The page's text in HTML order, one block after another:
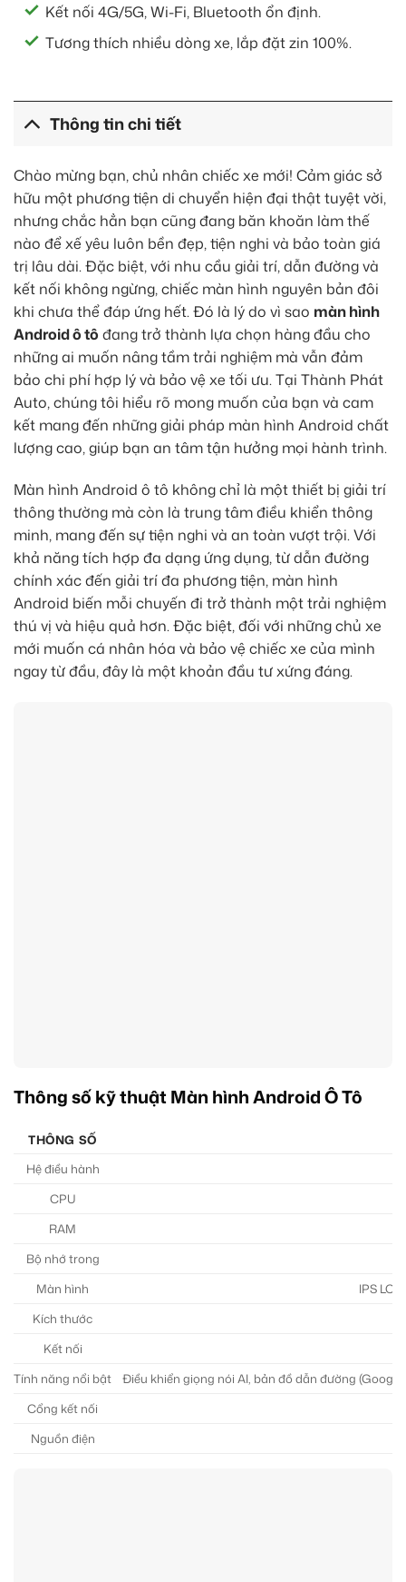
Kết nối 4G/5G, Wi-Fi, Bluetooth ổn định.
Tương thích nhiều dòng xe, lắp đặt zin 100%.
Thông tin chi tiết
Chào mừng bạn, chủ nhân chiếc xe mới! Cảm giác sở
hữu một phương tiện di chuyển hiện đại thật tuyệt vời,
nhưng chắc hẳn bạn cũng đang băn khoăn làm thế
nào để xế yêu luôn bền đẹp, tiện nghi và bảo toàn giá
trị lâu dài. Đặc biệt, với nhu cầu giải trí, dẫn đường và
kết nối không ngừng, chiếc màn hình nguyên bản đôi
khi chưa thể đáp ứng hết. Đó là lý do vì sao màn hình
Android ô tô đang trở thành lựa chọn hàng đầu cho
những ai muốn nâng tầm trải nghiệm mà vẫn đảm
bảo chi phí hợp lý và bảo vệ xe tối ưu. Tại Thành Phát
Auto, chúng tôi hiểu rõ mong muốn của bạn và cam
kết mang đến những giải pháp màn hình Android chất
lượng cao, giúp bạn an tâm tận hưởng mọi hành trình.
Màn hình Android ô tô không chỉ là một thiết bị giải trí
thông thường mà còn là trung tâm điều khiển thông
minh, mang đến sự tiện nghi và an toàn vượt trội. Với
khả năng tích hợp đa dạng ứng dụng, từ dẫn đường
chính xác đến giải trí đa phương tiện, màn hình
Android biến mỗi chuyến đi trở thành một trải nghiệm
thú vị và hiệu quả hơn. Đặc biệt, đối với những chủ xe
mới muốn cá nhân hóa và bảo vệ chiếc xe của mình
ngay từ đầu, đây là một khoản đầu tư xứng đáng.
Thông số kỹ thuật Màn hình Android Ô Tô
THÔNG SỐ
Hệ điều hành
CPU
RAM
Bộ nhớ trong
Màn hình
IPS
Kích thước
Kết nối
Tính năng nổi bật
Điều khiển giọng nói AI, bản đồ dẫn đường
Cổng kết nối
Nguồn điện